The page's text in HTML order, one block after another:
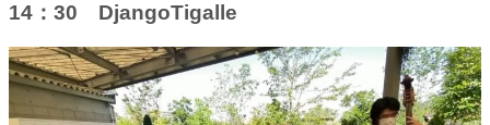
14：30 DjangoTigalle